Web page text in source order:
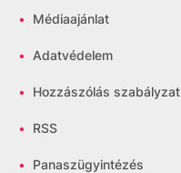
• Médiaajánlat
• Adatvédelem
• Hozzászólás szabályzat
• RSS
• Panaszügyintézés